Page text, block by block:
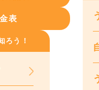
表
ろう！